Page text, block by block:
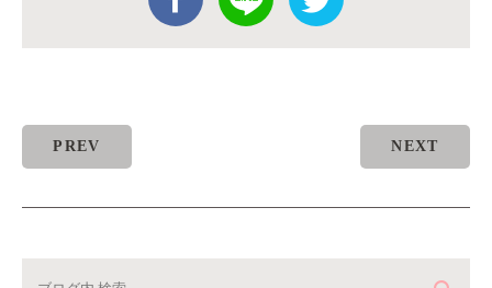
PREV NEXT